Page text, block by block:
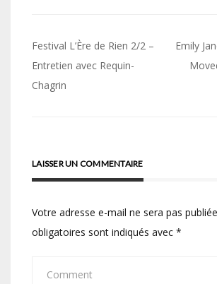
Navigation
de
l’article
Festival L’Ère de Rien 2/2 –
Entretien avec Requin-
Chagrin
Emily
LAISSER UN COMMENTAIRE
Votre adresse e-mail ne sera pas
obligatoires sont indiqués avec *